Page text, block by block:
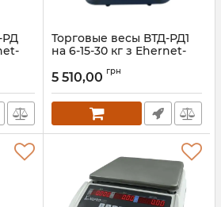
РД
кг з
Торговые весы ВТД-РД1
на 6-15-30 кг з Ehernet-
5 510,00 грн